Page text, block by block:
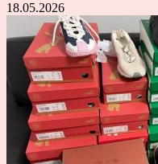
18.05.2026